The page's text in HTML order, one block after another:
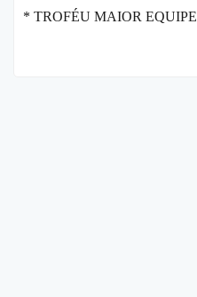
* TROFÉU MAIOR EQUIPE